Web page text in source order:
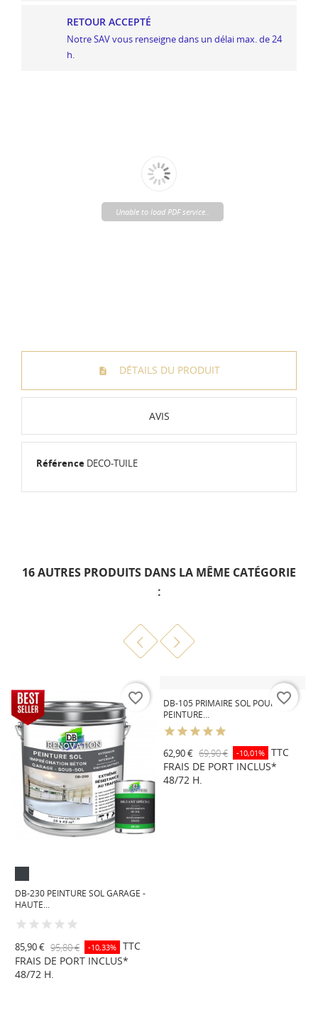
RETOUR ACCEPTÉ
Notre SAV vous renseigne dans un délai max. de 24
h.
Unable to load PDF service..
DÉTAILS DU PRODUIT
AVIS
Référence DECO-TUILE
16 AUTRES PRODUITS DANS LA MÊME CATÉGORIE
:
anthracite
similaire
7016
fenêtre
similaire
7040
soie
similaire
7044
DB-230 PEINTURE SOL GARAGE -
HAUTE...
85,90 € 95,80 € -10,33% TTC
FRAIS DE PORT INCLUS*
48/72 H.
favorite_border
DB-105 PRIMAIRE SOL POUR
PEINTURE...
62,90 € 69,90 € -10,01% TTC
FRAIS DE PORT INCLUS*
48/72 H.
favorite_border